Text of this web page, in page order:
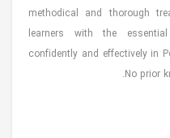
methodical and thorough
learners with the
confidently and effectively in
No prior